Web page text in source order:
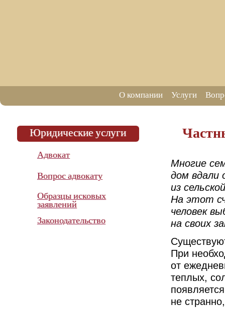
О компании Услуги
Юридические услуги
Адвокат
Вопрос адвокату
Образцы исковых
заявлений
Законодательство
Многие
дом вдали
из
На этот
человек
на своих
При
от
теплых,
не